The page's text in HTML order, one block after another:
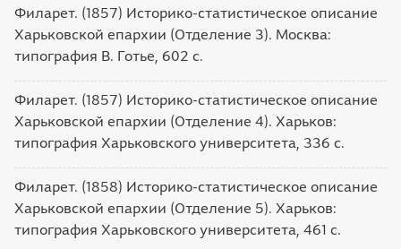
Филарет. (1857) Историко-статистическое описание
Харьковской епархии (Отделение 3). Москва:
типография В. Готье, 602 с.
Филарет. (1857) Историко-статистическое описание
Харьковской епархии (Отделение 4). Харьков:
типография Харьковского университета, 336 с.
Филарет. (1858) Историко-статистическое описание
Харьковской епархии (Отделение 5). Харьков:
типография Харьковского университета, 461 с.